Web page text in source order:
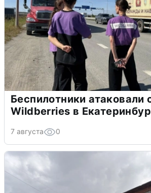
Беспилотники атаковали
Wildberries в
7 августа 0